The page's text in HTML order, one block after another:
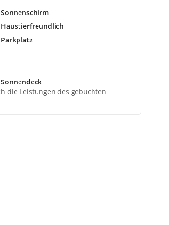
Sonnenschirm
Haustierfreundlich
Parkplatz
Sonnendeck
die Leistungen des gebuchten